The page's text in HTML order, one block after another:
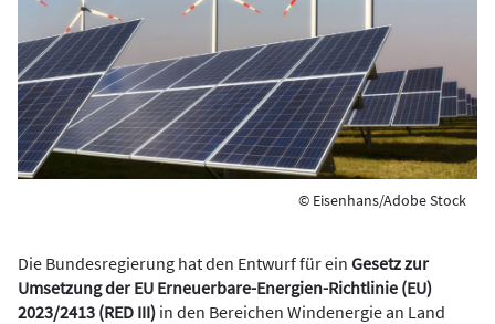
© Eisenhans/Adobe Stock
Die Bundesregierung hat den Entwurf für ein Gesetz zur
Umsetzung der EU Erneuerbare-Energien-Richtlinie (EU)
2023/2413 (RED III) in den Bereichen Windenergie an Land